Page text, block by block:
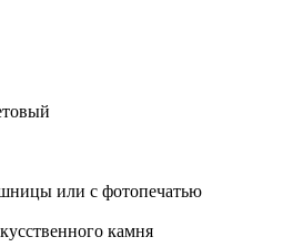
или с фотопечатью
камня